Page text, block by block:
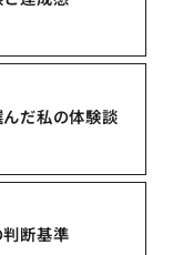
だ私の体験談
断基準